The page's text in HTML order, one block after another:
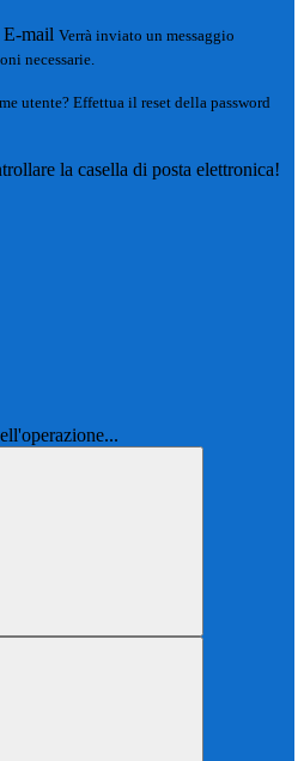
E-mail Verrà inviato un messaggio
necessarie.
utente? Effettua il reset della password
la casella di posta elettronica!